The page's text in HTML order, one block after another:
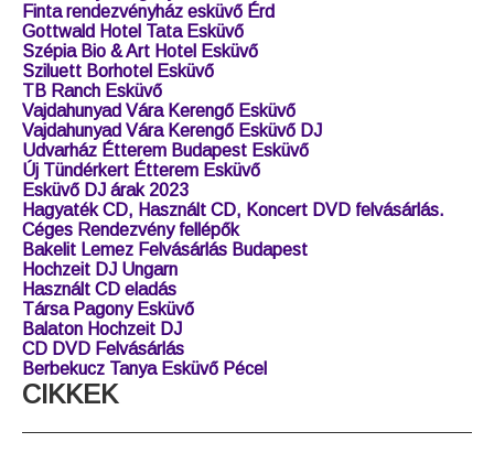
Finta rendezvényház esküvő Érd
Gottwald Hotel Tata Esküvő
Szépia Bio & Art Hotel Esküvő
Sziluett Borhotel Esküvő
TB Ranch Esküvő
Vajdahunyad Vára Kerengő Esküvő
Vajdahunyad Vára Kerengő Esküvő DJ
Udvarház Étterem Budapest Esküvő
Új Tündérkert Étterem Esküvő
Esküvő DJ árak 2023
Hagyaték CD, Használt CD, Koncert DVD felvásárlás.
Céges Rendezvény fellépők
Bakelit Lemez Felvásárlás Budapest
Hochzeit DJ Ungarn
Használt CD eladás
Társa Pagony Esküvő
Balaton Hochzeit DJ
CD DVD Felvásárlás
Berbekucz Tanya Esküvő Pécel
CIKKEK